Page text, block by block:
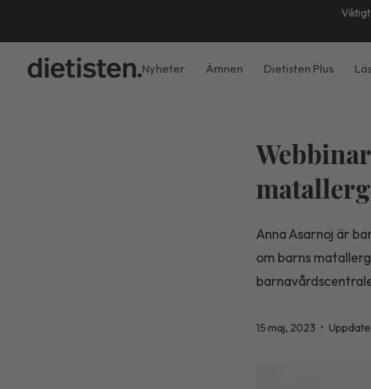
Nyheter Ämnen Dietisten Plus
Anna Asarnoj är
om barns
15 maj, 2023 •